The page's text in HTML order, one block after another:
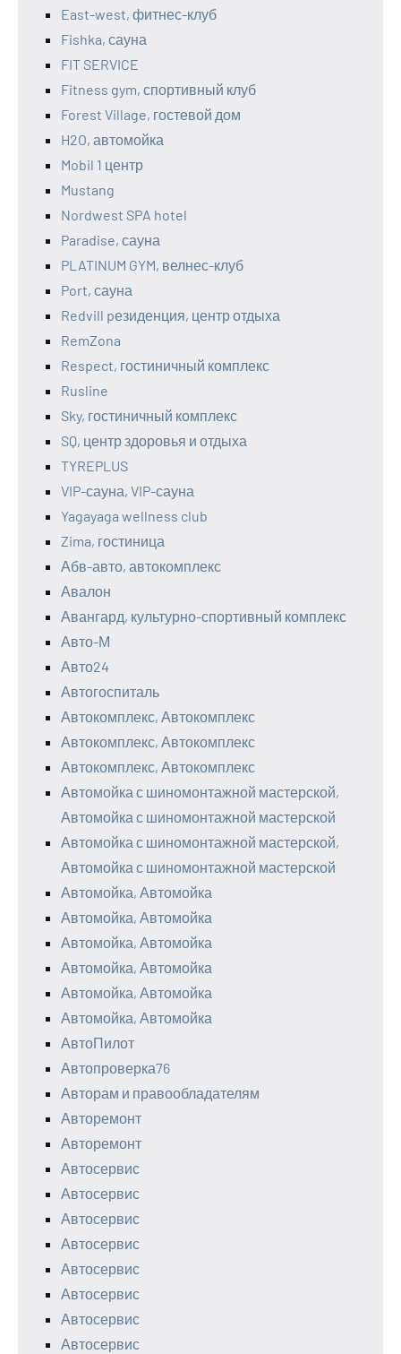
East-west, фитнес-клуб
Fishka, сауна
FIT SERVICE
Fitness gym, спортивный клуб
Forest Village, гостевой дом
H2O, автомойка
Mobil 1 центр
Mustang
Nordwest SPA hotel
Paradise, сауна
PLATINUM GYM, велнес-клуб
Port, сауна
Redvill pезиденция, центр отдыха
RemZona
Respect, гостиничный комплекс
Rusline
Sky, гостиничный комплекс
SQ, центр здоровья и отдыха
TYREPLUS
VIP-сауна, VIP-сауна
Yagayaga wellness club
Zima, гостиница
Абв-авто, автокомплекс
Авалон
Авангард, культурно-спортивный комплекс
Авто-М
Авто24
Автогоспиталь
Автокомплекс, Автокомплекс
Автокомплекс, Автокомплекс
Автокомплекс, Автокомплекс
Автомойка с шиномонтажной мастерской,
Автомойка с шиномонтажной мастерской
Автомойка с шиномонтажной мастерской,
Автомойка с шиномонтажной мастерской
Автомойка, Автомойка
Автомойка, Автомойка
Автомойка, Автомойка
Автомойка, Автомойка
Автомойка, Автомойка
Автомойка, Автомойка
АвтоПилот
Автопроверка76
Авторам и правообладателям
Авторемонт
Авторемонт
Автосервис
Автосервис
Автосервис
Автосервис
Автосервис
Автосервис
Автосервис
Автосервис